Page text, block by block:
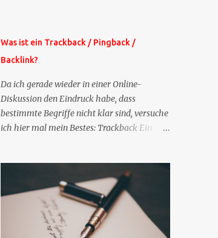
Weitere Mailangebote dieser Art sehen Sie
auf meiner XING-Seite oder hier oben rechts
im Blog. Die Profilfragen werde ich
mittelfristig aus der normalen XING-Tipp-
Mail entfernen, da ich sie so nur an einer
Stelle pflegen muss.
Was ist ein Trackback / Pingback /
Backlink?
Da ich gerade wieder in einer Online-
Diskussion den Eindruck habe, dass
bestimmte Begriffe nicht klar sind, versuche
ich hier mal mein Bestes: Trackback Ein
besagt: "Lieber Blogeintrag, ich habe einen
Kommentar zu dir geschrieben, aber nicht
bei dir in den Kommentaren sondern in
meinem Blog. Bitte vermerke das doch,
damit deine Leser auch mal vorbeischauen,